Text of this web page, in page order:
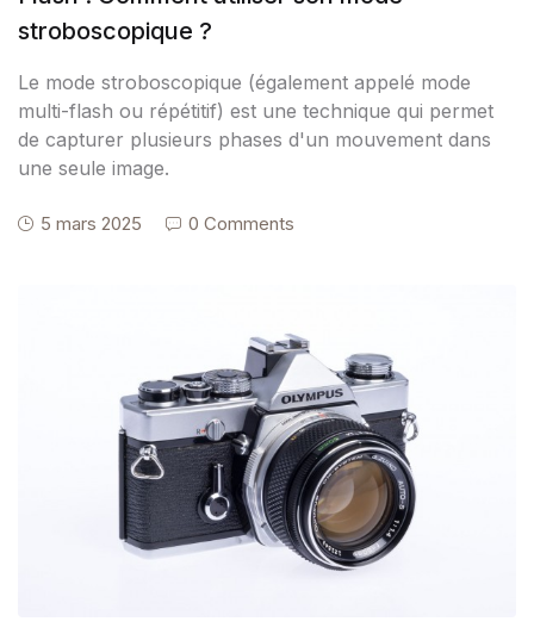
stroboscopique ?
Le mode stroboscopique (également appelé mode
multi-flash ou répétitif) est une technique qui permet
de capturer plusieurs phases d'un mouvement dans
une seule image.
5 mars 2025 0 Comments